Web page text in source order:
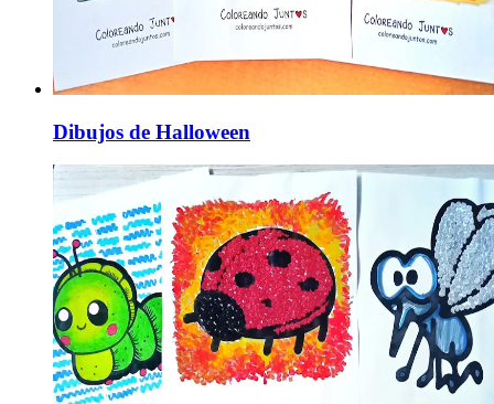
Dibujos de Halloween